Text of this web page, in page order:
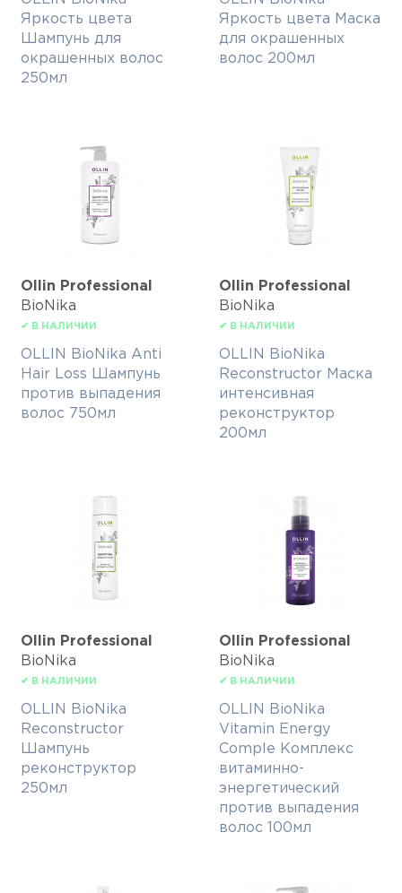
Яркость цвета
Шампунь для
окрашенных волос
250мл
Яркость цвета Маска
для окрашенных
волос 200мл
Ollin Professional
BioNika
✔ В НАЛИЧИИ
OLLIN BioNika Anti
Hair Loss Шампунь
против выпадения
волос 750мл
Ollin Professional
BioNika
✔ В НАЛИЧИИ
OLLIN BioNika
Reconstructor Маска
интенсивная
реконструктор
200мл
Ollin Professional
BioNika
✔ В НАЛИЧИИ
OLLIN BioNika
Reconstructor
Шампунь
реконструктор
250мл
Ollin Professional
BioNika
✔ В НАЛИЧИИ
OLLIN BioNika
Vitamin Energy
Comple Комплекс
витаминно-
энергетический
против выпадения
волос 100мл